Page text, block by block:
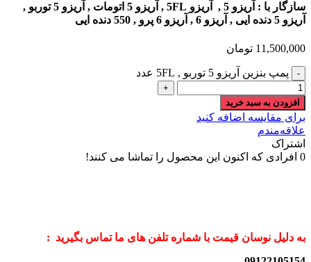
سازگار با : آریزو 5 , آریزو 5FL , آریزو 5 اتومات , آریزو 5 توربو ,
آریزو 5 دنده ایی , آریزو 6 , آریزو 6 پرو , 550 دنده ایی
11,500,000 تومان
پمپ بنزین آریزو 5 توربو , 5FL عدد
افزودن به سبد خرید
برای مقایسه اضافه کنید
علاقه‌مندم
اشتراک
0 افرادی که اکنون این محصول را تماشا می کنند!
به دلیل نوسان قیمت با شماره تلفن های ما تماس بگیرید :